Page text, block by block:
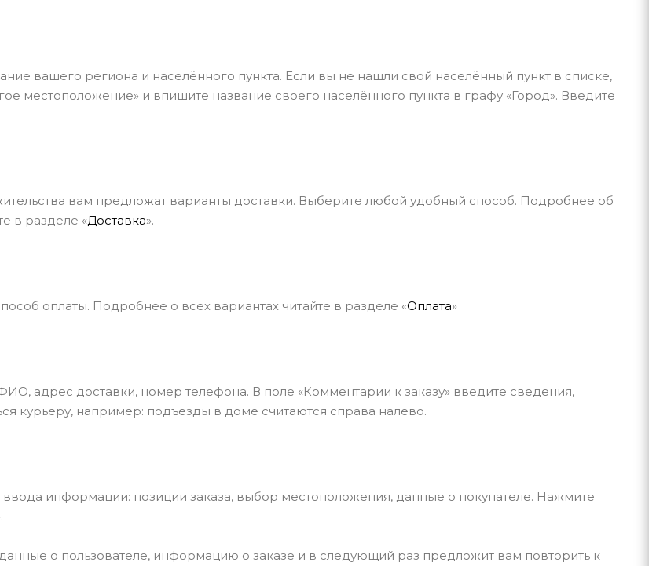
вашего региона и населённого пункта. Если вы не нашли свой населённый пункт в списке,
местоположение» и впишите название своего населённого пункта в графу «Город». Введите
вам предложат варианты доставки. Выберите любой удобный способ. Подробнее об
в разделе «Доставка».
оплаты. Подробнее о всех вариантах читайте в разделе «Оплата»
адрес доставки, номер телефона. В поле «Комментарии к заказу» введите сведения,
курьеру, например: подъезды в доме считаются справа налево.
ввода информации: позиции заказа, выбор местоположения, данные о покупателе. Нажмите
о пользователе, информацию о заказе и в следующий раз предложит вам повторить к